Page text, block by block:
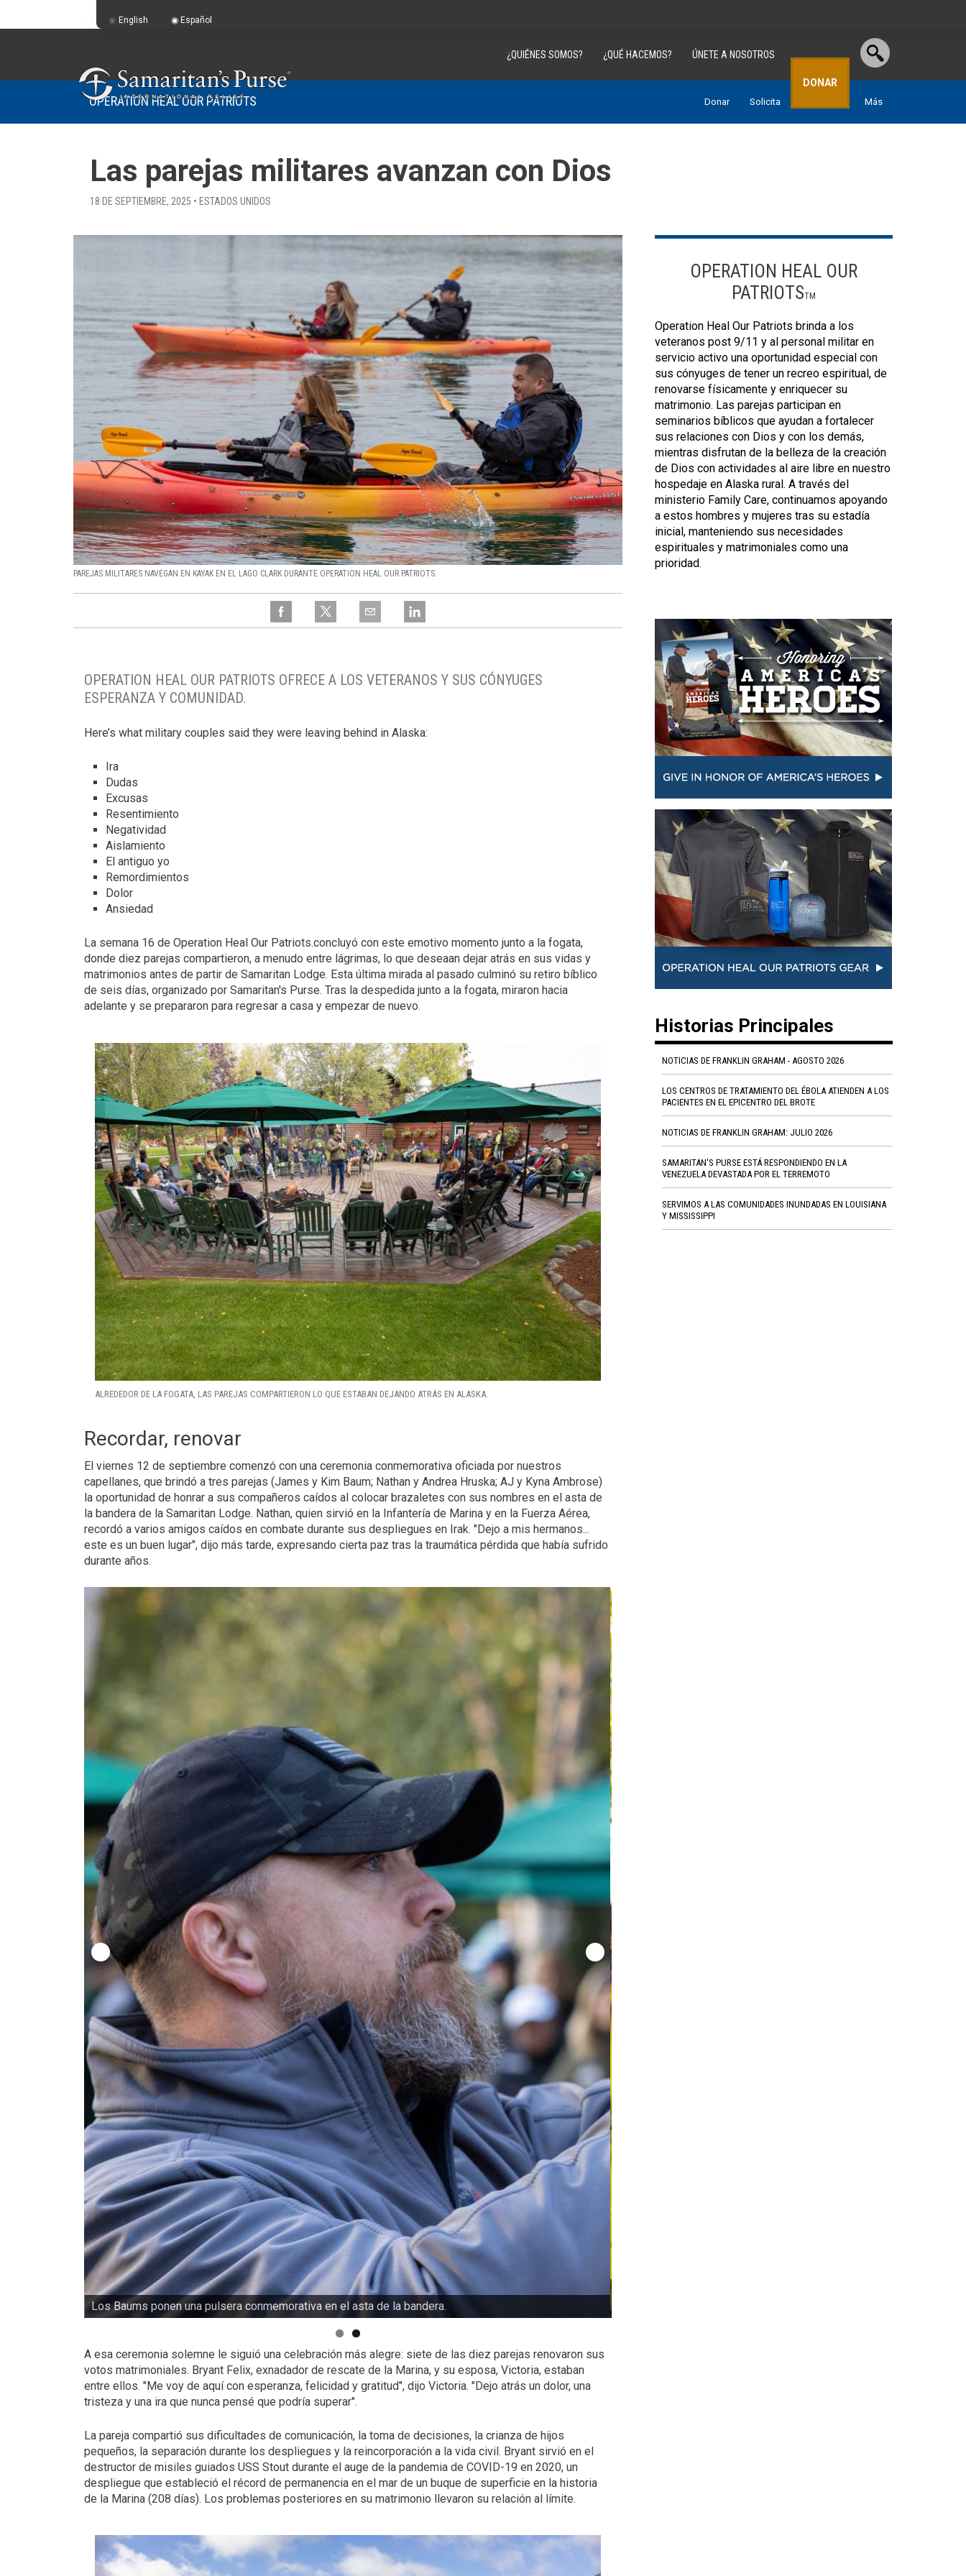
¿QUIÉNES SOMOS? ¿QUÉ HACEMOS? ÚNETE A NOSOTROS
DONAR
OPERATION HEAL OUR PATRIOTS Donar Solicita Más
Las parejas militares avanzan con Dios
18 DE SEPTIEMBRE, 2025 • ESTADOS UNIDOS
PAREJAS MILITARES NAVEGAN EN KAYAK EN EL LAGO CLARK DURANTE OPERATION HEAL OUR PATRIOTS.
OPERATION HEAL OUR PATRIOTS OFRECE A LOS VETERANOS Y SUS CÓNYUGES
ESPERANZA Y COMUNIDAD.
Here’s what military couples said they were leaving behind in Alaska:
Ira
Dudas
Excusas
Resentimiento
Negatividad
Aislamiento
El antiguo yo
Remordimientos
Dolor
Ansiedad
La semana 16 de Operation Heal Our Patriots.concluyó con este emotivo momento junto a la fogata,
donde diez parejas compartieron, a menudo entre lágrimas, lo que deseaan dejar atrás en sus vidas y
matrimonios antes de partir de Samaritan Lodge. Esta última mirada al pasado culminó su retiro bíblico
de seis días, organizado por Samaritan's Purse. Tras la despedida junto a la fogata, miraron hacia
adelante y se prepararon para regresar a casa y empezar de nuevo.
ALREDEDOR DE LA FOGATA, LAS PAREJAS COMPARTIERON LO QUE ESTABAN DEJANDO ATRÁS EN ALASKA.
Recordar, renovar
El viernes 12 de septiembre comenzó con una ceremonia conmemorativa oficiada por nuestros
capellanes, que brindó a tres parejas (James y Kim Baum; Nathan y Andrea Hruska; AJ y Kyna Ambrose)
la oportunidad de honrar a sus compañeros caídos al colocar brazaletes con sus nombres en el asta de
la bandera de la Samaritan Lodge. Nathan, quien sirvió en la Infantería de Marina y en la Fuerza Aérea,
recordó a varios amigos caídos en combate durante sus despliegues en Irak. "Dejo a mis hermanos...
este es un buen lugar", dijo más tarde, expresando cierta paz tras la traumática pérdida que había sufrido
durante años.
James y Kim Baum (centro derecha) colocaron una pulsera conmemorativa para los marines caídos en
Samaritan Lodge Alaska.
A esa ceremonia solemne le siguió una celebración más alegre: siete de las diez parejas renovaron sus
votos matrimoniales. Bryant Felix, exnadador de rescate de la Marina, y su esposa, Victoria, estaban
entre ellos. "Me voy de aquí con esperanza, felicidad y gratitud", dijo Victoria. "Dejo atrás un dolor, una
tristeza y una ira que nunca pensé que podría superar".
La pareja compartió sus dificultades de comunicación, la toma de decisiones, la crianza de hijos
pequeños, la separación durante los despliegues y la reincorporación a la vida civil. Bryant sirvió en el
destructor de misiles guiados USS Stout durante el auge de la pandemia de COVID-19 en 2020, un
despliegue que estableció el récord de permanencia en el mar de un buque de superficie en la historia
de la Marina (208 días). Los problemas posteriores en su matrimonio llevaron su relación al límite.
OPERATION HEAL OUR
PATRIOTSTM
Operation Heal Our Patriots brinda a los
veteranos post 9/11 y al personal militar en
servicio activo una oportunidad especial con
sus cónyuges de tener un recreo espiritual, de
renovarse físicamente y enriquecer su
matrimonio. Las parejas participan en
seminarios bíblicos que ayudan a fortalecer
sus relaciones con Dios y con los demás,
mientras disfrutan de la belleza de la creación
de Dios con actividades al aire libre en nuestro
hospedaje en Alaska rural. A través del
ministerio Family Care, continuamos apoyando
a estos hombres y mujeres tras su estadía
inicial, manteniendo sus necesidades
espirituales y matrimoniales como una
prioridad.
Historias Principales
NOTICIAS DE FRANKLIN GRAHAM - AGOSTO 2026
LOS CENTROS DE TRATAMIENTO DEL ÉBOLA ATIENDEN A LOS
PACIENTES EN EL EPICENTRO DEL BROTE
NOTICIAS DE FRANKLIN GRAHAM: JULIO 2026
SAMARITAN'S PURSE ESTÁ RESPONDIENDO EN LA
VENEZUELA DEVASTADA POR EL TERREMOTO
SERVIMOS A LAS COMUNIDADES INUNDADAS EN LOUISIANA
Y MISSISSIPPI
English Español